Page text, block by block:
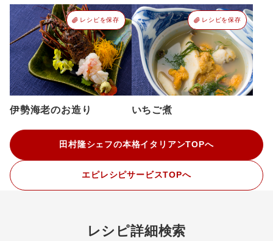
レシピを保存
伊勢海老のお造り
レシピを保存
いちご煮
田村隆シェフの本格イタリアンTOPへ
エピレシピサービスTOPへ
レシピ詳細検索